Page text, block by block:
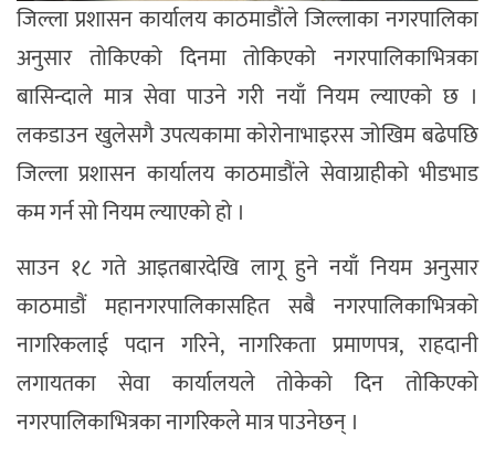
जिल्ला प्रशासन कार्यालय काठमाडौंले जिल्लाका नगरपालिका
अनुसार तोकिएको दिनमा तोकिएको नगरपालिकाभित्रका
बासिन्दाले मात्र सेवा पाउने गरी नयाँ नियम ल्याएको छ ।
लकडाउन खुलेसगै उपत्यकामा कोरोनाभाइरस जोखिम बढेपछि
जिल्ला प्रशासन कार्यालय काठमाडौंले सेवाग्राहीको भीडभाड
कम गर्न सो नियम ल्याएको हो ।
साउन १८ गते आइतबारदेखि लागू हुने नयाँ नियम अनुसार
काठमाडौं महानगरपालिकासहित सबै नगरपालिकाभित्रको
नागरिकलाई पदान गरिने, नागरिकता प्रमाणपत्र, राहदानी
लगायतका सेवा कार्यालयले तोकेको दिन तोकिएको
नगरपालिकाभित्रका नागरिकले मात्र पाउनेछन् ।